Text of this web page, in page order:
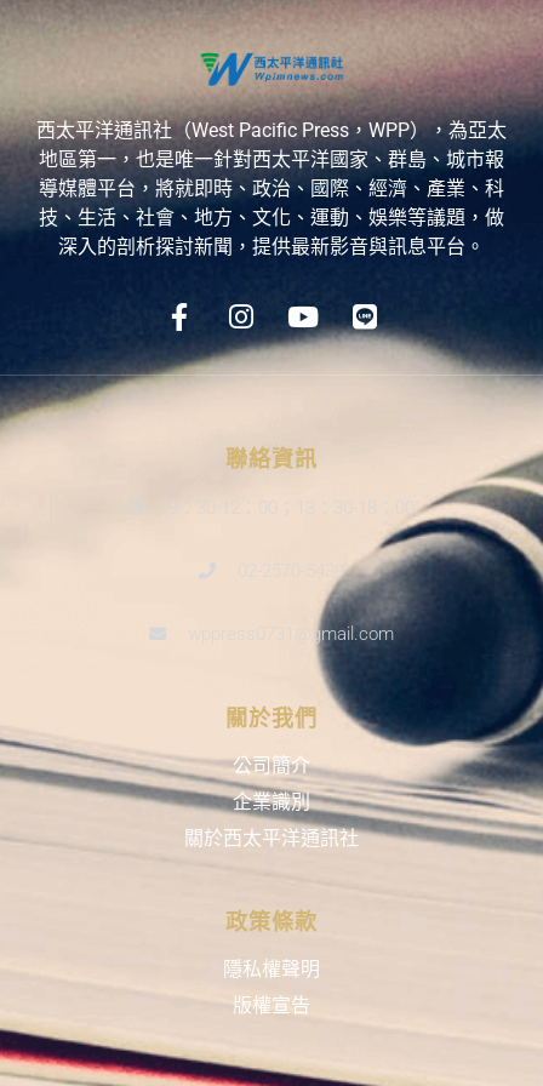
西太平洋通訊社（West Pacific Press，WPP），為亞太
地區第一，也是唯一針對西太平洋國家、群島、城市報
導媒體平台，將就即時、政治、國際、經濟、產業、科
技、生活、社會、地方、文化、運動、娛樂等議題，做
深入的剖析探討新聞，提供最新影音與訊息平台。
聯絡資訊
9：30-12：00；13：30-18：00
02-2570-5439
wppress0731@gmail.com
關於我們
公司簡介
企業識別
關於西太平洋通訊社
政策條款
隱私權聲明
版權宣告